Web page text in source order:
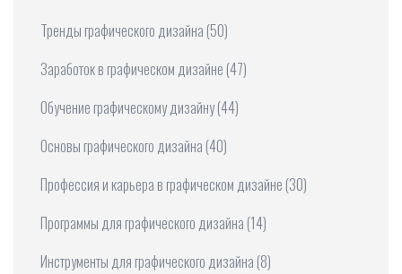
Тренды графического дизайна (50)
Заработок в графическом дизайне (47)
Обучение графическому дизайну(44)
Основы графического дизайна (40)
Профессия и карьера в графическом дизайне (30)
Программы для графического дизайна (14)
Инструменты для графического дизайна (8)